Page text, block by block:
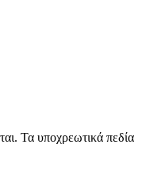
Τα υποχρεωτικά πεδία